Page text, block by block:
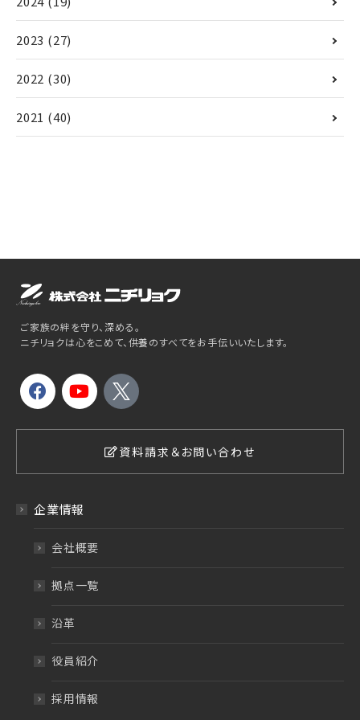
2023 (27)
2022 (30)
2021 (40)
ご家族の絆を守り、深める。
ニチリョクは心をこめて、供養のすべてをお手伝いいたします。
資料請求＆お問い合わせ
企業情報
会社概要
拠点一覧
沿革
役員紹介
採用情報